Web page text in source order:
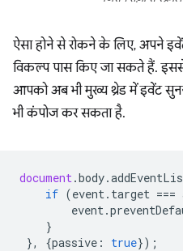
ऐसा होने से रोकने के लिए, अपने
विकल्प पास किए जा सकते हैं. इससे
आपको अब भी मुख्य थ्रेड में इवेंट
भी कंपोज कर सकता है.
document.body.
if (event. target ===
event.
}
},
{passive : true});